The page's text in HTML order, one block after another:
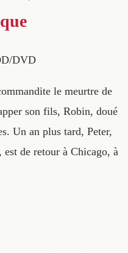
DVD
le meurtre de
son fils, Robin, doué
Un an plus tard, Peter,
est de retour à Chicago, à